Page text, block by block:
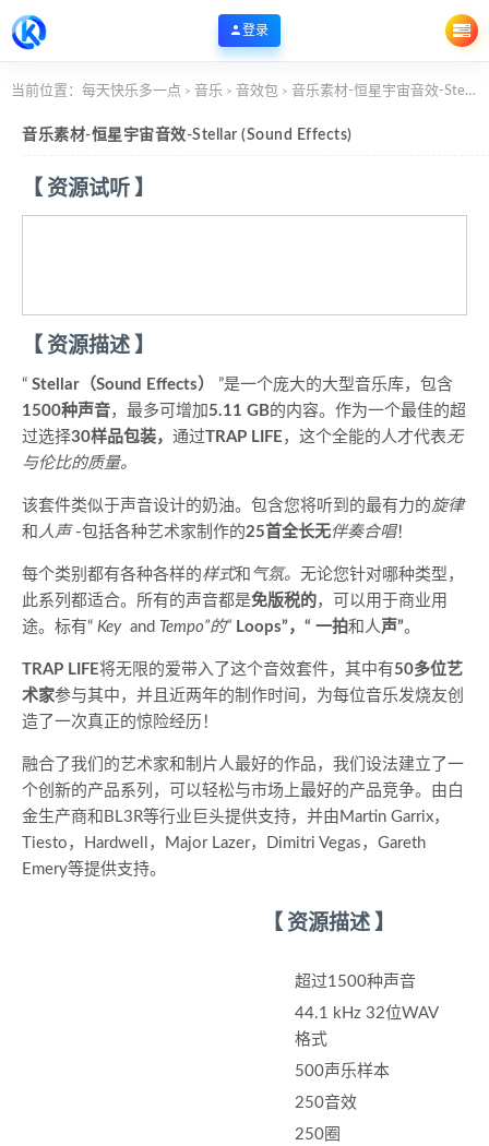
登录
当前位置： 每天快乐多一点 > 音乐 > 音效包 > 音乐素材-恒星宇宙音效-Stellar (Sound Effects)
音乐素材-恒星宇宙音效-Stellar (Sound Effects)
【 资源试听 】
【 资源描述 】
“ Stellar（Sound Effects）
”是一个庞大的大型音乐库，包含
1500种声音，最多可增加 5.11 GB的内容。作为一个最佳的超
过选择30样品包装， 通过TRAP LIFE ，这个全能的人才代表无
与伦比的质量。
该套件类似于声音设计的奶油。包含您将听到的最有力的旋律
和 人声-包括各种艺术家制作的25首全长无伴奏合唱！
每个类别都有各种各样的样式和 气氛。 无论您针对哪种类型，
此系列都适合。所有的声音都是免版税的，可以用于商业用
途。标有“ Keyand Tempo”的“ Loops”，“ 一拍和人声”。
TRAP LIFE将无限的爱带入了这个音效套件，其中有 50多位艺
术家参与其中，并且近两年的制作时间，为每位音乐发烧友创
造了一次真正的惊险经历！
融合了我们的艺术家和制片人最好的作品，我们设法建立了一
个创新的产品系列，可以轻松与市场上最好的产品竞争。由白
金生产商和BL3R等行业巨头提供支持，并由Martin Garrix，
Tiesto，Hardwell，Major Lazer，Dimitri Vegas，Gareth
Emery等提供支持。
【 资源描述 】
超过1500种声音
44.1 kHz 32位WAV
格式
500声乐样本
250音效
250圈